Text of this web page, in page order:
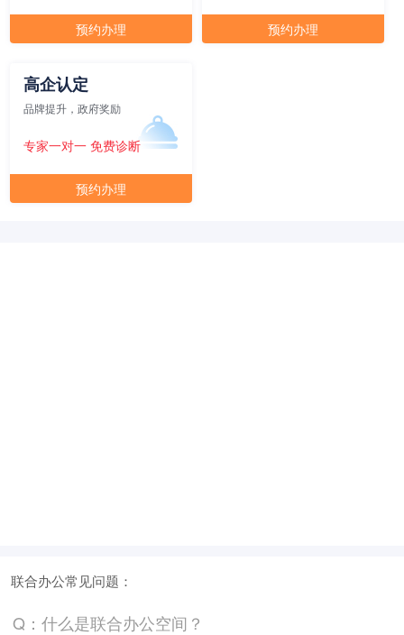
30人间 30000元/月/间
预约办理 预约办理
高企认定
品牌提升，政府奖励
专家一对一 免费诊断
预约办理
联合办公常见问题：
Q：什么是联合办公空间？